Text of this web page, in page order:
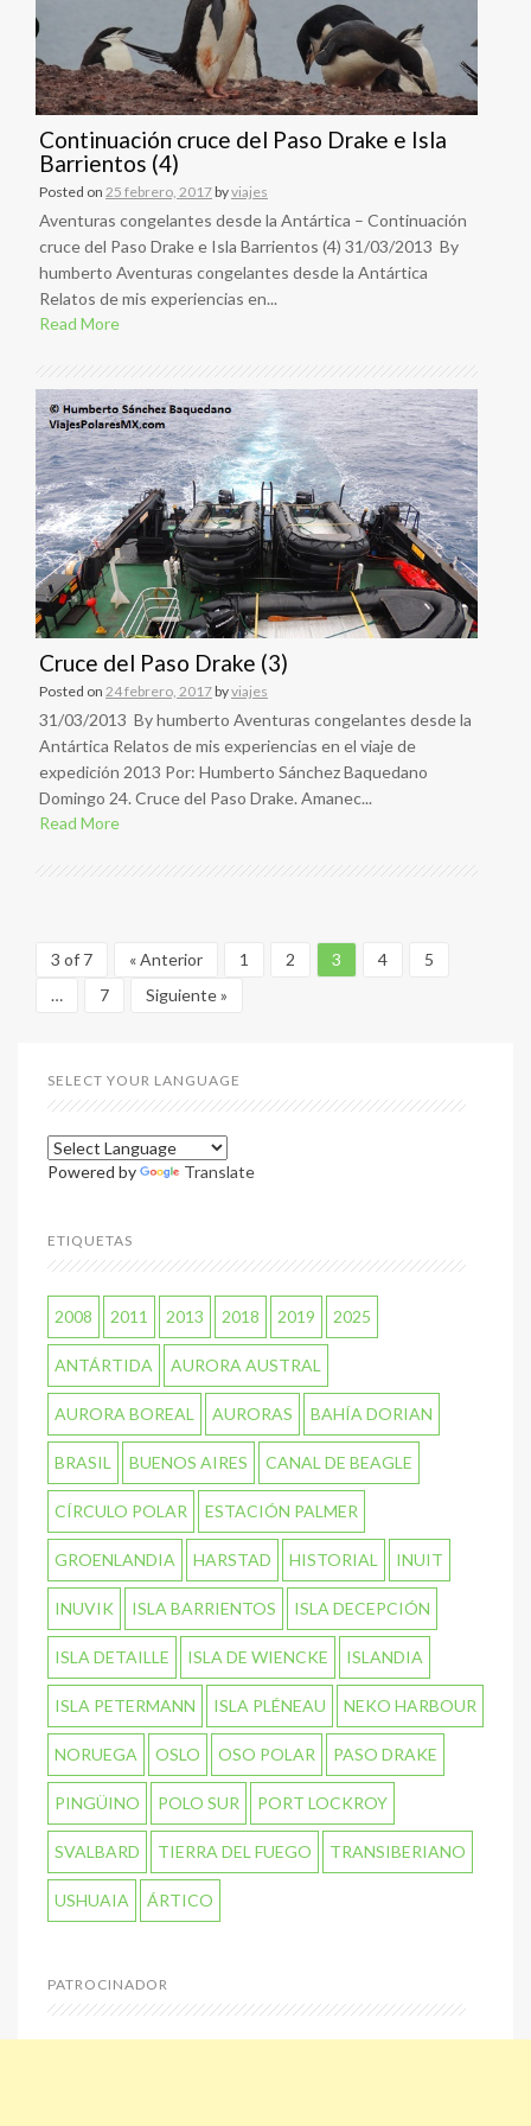
Continuación cruce del Paso Drake e Isla
Barrientos (4)
Posted on 25 febrero, 2017byviajes
Aventuras congelantes desde la Antártica – Continuación
cruce del Paso Drake e Isla Barrientos (4) 31/03/2013 By
humberto Aventuras congelantes desde la Antártica
Relatos de mis experiencias en...
Read More
Cruce del Paso Drake (3)
Posted on 24 febrero, 2017byviajes
31/03/2013 By humberto Aventuras congelantes desde la
Antártica Relatos de mis experiencias en el viaje de
expedición 2013 Por: Humberto Sánchez Baquedano
Domingo 24. Cruce del Paso Drake. Amanec...
Read More
3 of 7 « Anterior 1 2 3 4
5
…
7 Siguiente »
SELECT YOUR LANGUAGE
Powered by Translate
ETIQUETAS
2008 2011 2013 2018 2019 2025
ANTÁRTIDA AURORA AUSTRAL
AURORA BOREAL AURORAS BAHÍA DORIAN
BRASIL BUENOS AIRES CANAL DE BEAGLE
CÍRCULO POLAR ESTACIÓN PALMER
GROENLANDIA HARSTAD HISTORIAL INUIT
INUVIK ISLA BARRIENTOS ISLA DECEPCIÓN
ISLA DETAILLE ISLA DE WIENCKE ISLANDIA
ISLA PETERMANN ISLA PLÉNEAU NEKO HARBOUR
NORUEGA OSLO OSO POLAR PASO DRAKE
PINGÜINO POLO SUR PORT LOCKROY
SVALBARD TIERRA DEL FUEGO TRANSIBERIANO
USHUAIA ÁRTICO
PATROCINADOR